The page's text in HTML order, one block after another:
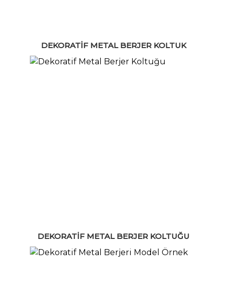
DEKORATIF METAL BERJER KOLTUK
DEKORATIF METAL BERJER KOLTUĞU